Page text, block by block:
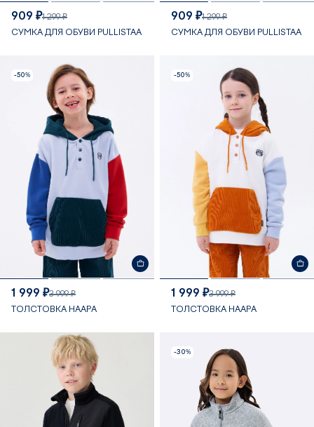
909 ₽1 299 ₽
СУМКА ДЛЯ ОБУВИ PULLISTAA
909 ₽1 299 ₽
СУМКА ДЛЯ ОБУВИ PULLISTAA
-50%
1 999 ₽3 999 ₽
ТОЛСТОВКА HAAPA
-50%
1 999 ₽3 999 ₽
ТОЛСТОВКА HAAPA
-30%